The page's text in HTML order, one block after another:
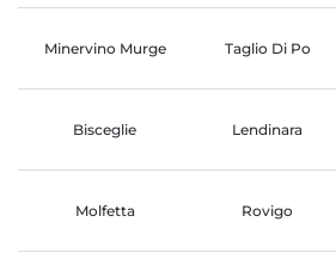
Minervino Murge Taglio Di Po
Bisceglie Lendinara
Molfetta Rovigo